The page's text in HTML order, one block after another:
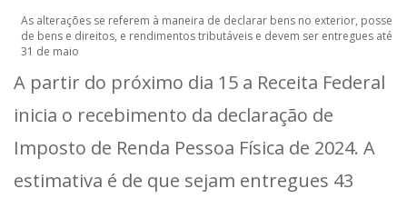
As alterações se referem à maneira de declarar bens no exterior, posse
de bens e direitos, e rendimentos tributáveis e devem ser entregues até
31 de maio
A partir do próximo dia 15 a Receita Federal
inicia o recebimento da declaração de
Imposto de Renda Pessoa Física de 2024. A
estimativa é de que sejam entregues 43